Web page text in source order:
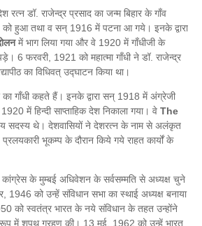
रत्न डॉ. राजेन्द्र प्रसाद का जन्म बिहार के गाँव
को हुआ तथा व सन् 1916 में पटना आ गये। इनके द्वारा
में भाग लिया गया और वे 1920 में गाँधीजी के
6 फरवरी, 1921 को महात्मा गाँधी ने डॉ. राजेन्द्र
का विधिवत् उद्घाटन किया था।
का गाँधी कहते हैं। इनके द्वारा सन् 1918 में अंग्रेजी
में हिन्दी साप्ताहिक देश निकाला गया। वे The
सदस्य थे। देशवासियों ने देशरत्न के नाम से अलंकृत
भूकम्प के दौरान किये गये राहत कार्यों के
कांग्रेस के मुम्बई अधिवेशन के सर्वसम्मति से अध्यक्ष चुने
को उन्हें संविधान सभा का स्थाई अध्यक्ष बनाया
को स्वतंत्र भारत के नये संविधान के तहत उन्होंने
रूप में शपथ ग्रहण की। 13 मई, 1962 को उन्हें भारत